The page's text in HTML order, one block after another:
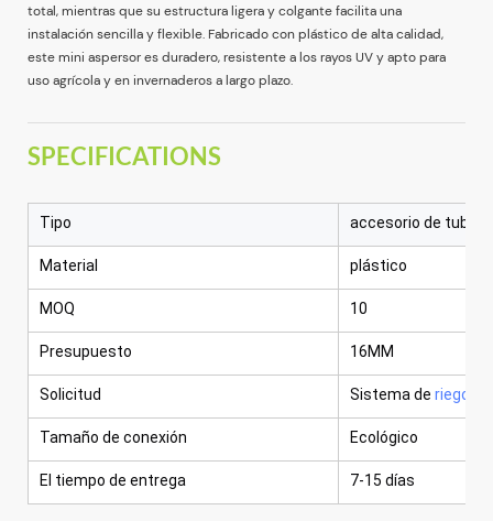
total, mientras que su estructura ligera y colgante facilita una
instalación sencilla y flexible. Fabricado con plástico de alta calidad,
este mini aspersor es duradero, resistente a los rayos UV y apto para
uso agrícola y en invernaderos a largo plazo.
SPECIFICATIONS
Tipo accesorio de
Material plástico
MOQ 10
Presupuesto 16MM
Solicitud Sistema de riego
Tamaño de conexión Ecológico
El tiempo de entrega 7-15 días